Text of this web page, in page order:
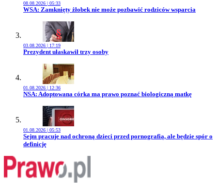
08.08.2026 | 05:33
Przejdź do artykułu:
WSA: Zamknięty żłobek nie może pozbawić rodziców wsparcia
03.08.2026 | 17:19
Przejdź do artykułu:
Prezydent ułaskawił trzy osoby
01.08.2026 | 12:36
Przejdź do artykułu:
NSA: Adoptowana córka ma prawo poznać biologiczną matkę
01.08.2026 | 05:53
Przejdź do artykułu:
Sejm pracuje nad ochroną dzieci przed pornografią, ale będzie spór o
definicję